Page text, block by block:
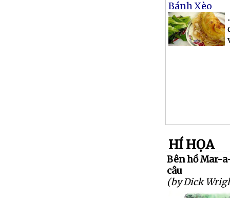
Bánh Xèo
HÍ HỌA
Bên hồ Mar-
câu
(by Dick